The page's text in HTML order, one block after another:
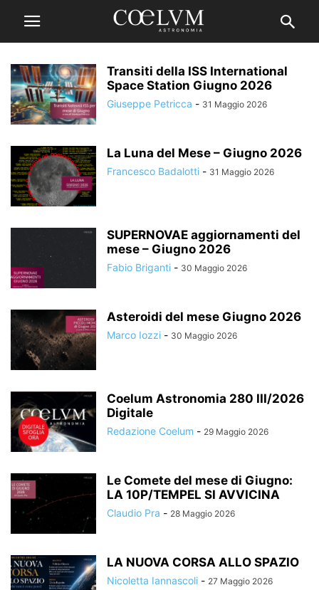
Transiti della ISS International
Space Station Giugno 2026
Giuseppe Petricca - 31 Maggio 2026
La Luna del Mese – Giugno 2026
Francesco Badalotti - 31 Maggio 2026
SUPERNOVAE aggiornamenti del
mese – Giugno 2026
Fabio Briganti - 30 Maggio 2026
Asteroidi del mese Giugno 2026
Marco Iozzi - 30 Maggio 2026
Coelum Astronomia 280 III/2026
Digitale
Redazione Coelum - 29 Maggio 2026
Le Comete del mese di Giugno:
LA 10P/TEMPEL SI AVVICINA
Claudio Pra - 28 Maggio 2026
LA NUOVA CORSA ALLO SPAZIO
Nicoletta Iannascoli - 27 Maggio 2026